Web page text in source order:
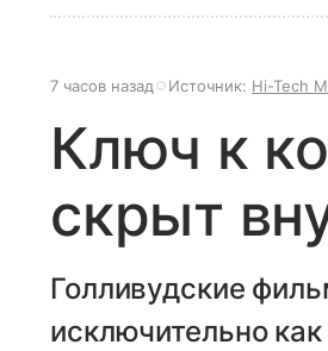
7 часов назад Источник: Hi-Tech
Ключ к
скрыт
Голливудские
исключительно